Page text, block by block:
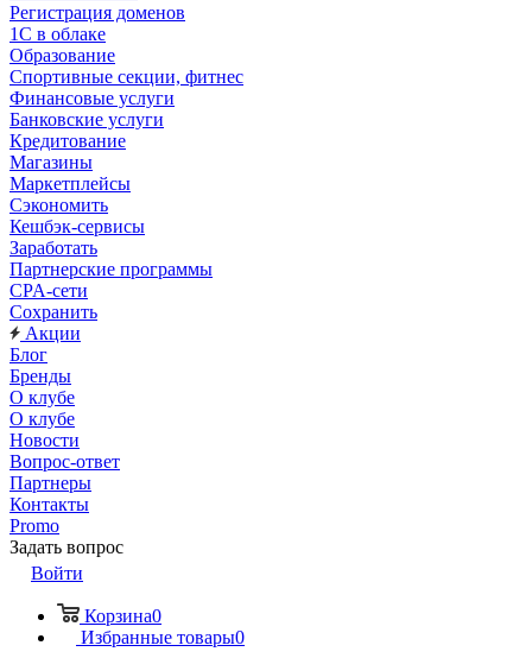
Регистрация доменов
1С в облаке
Образование
Спортивные секции, фитнес
Финансовые услуги
Банковские услуги
Кредитование
Магазины
Маркетплейсы
Сэкономить
Кешбэк-сервисы
Заработать
Партнерские программы
CPA-сети
Сохранить
Акции
Блог
Бренды
О клубе
О клубе
Новости
Вопрос-ответ
Партнеры
Контакты
Promo
Задать вопрос
Войти
Корзина0
Избранные товары0